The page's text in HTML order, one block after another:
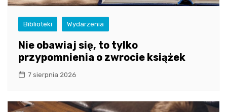
Biblioteki Wydarzenia
Nie obawiaj się, to tylko
przypomnienia o zwrocie książek
7 sierpnia 2026